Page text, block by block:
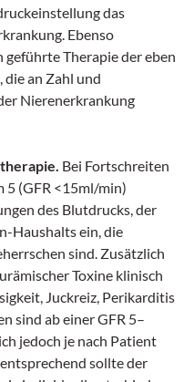
das
Ebenso
Therapie der eben
an Zahl und
Nierenerkrankung
Bei Fortschreiten
5 (GFR <15ml/min)
des Blutdrucks, der
Haushalts ein, die
sind. Zusätzlich
Toxine klinisch
Juckreiz, Perikarditis
sind ab einer GFR 5–
jedoch je nach Patient
sollte der